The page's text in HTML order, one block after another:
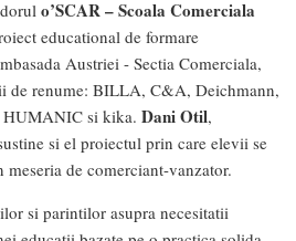
o’SCAR – Scoala Comerciala
educational de formare
Austriei - Sectia Comerciala,
de renume: BILLA, C&A, Deichmann,
HUMANIC si kika. Dani Otil,
si el proiectul prin care elevii se
de comerciant-vanzator.
si parintilor asupra necesitatii